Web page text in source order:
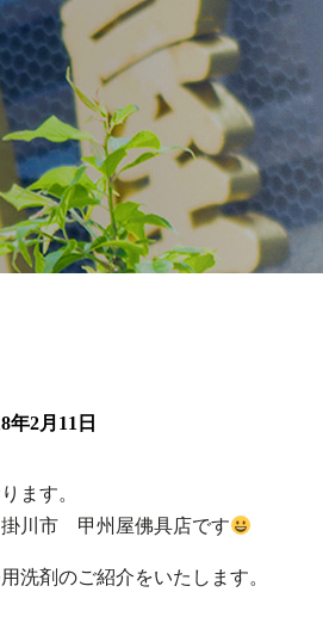
年2月11日
ます。
川市 甲州屋佛具店です
洗剤のご紹介をいたします。